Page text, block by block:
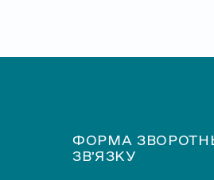
ФОРМА
ЗВʼЯЗКУ